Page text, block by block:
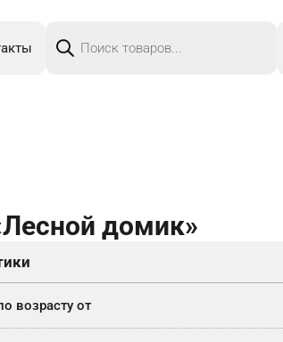
товаров
домик»
возрасту от